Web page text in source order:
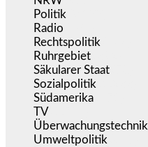
Politik
Radio
Rechtspolitik
Ruhrgebiet
Säkularer Staat
Sozialpolitik
Südamerika
TV
Überwachungstechnik
Umweltpolitik